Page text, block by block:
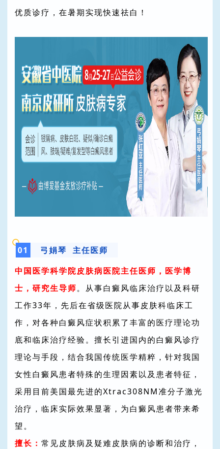
优质诊疗，在暑期实现快速祛白！
01
弓娟琴 主任医师
中国医学科学院皮肤病医院主任医师，医学博
士，研究生导师。从事白癜风临床治疗以及科研
工作33年，先后在省级医院从事皮肤科临床工
作，对各种白癜风症状积累了丰富的医疗理论功
底和临床治疗经验。擅长引进国内的白癜风诊疗
理论与手段，结合我国传统医学精粹，针对我国
女性白癜风患者特殊的生理因素以及患者特征，
采用目前美国最先进的Xtrac308NM准分子激光
治疗，临床实际效果显著，为白癜风患者带来希
望。
擅长：常见皮肤病及疑难皮肤病的诊断和治疗，